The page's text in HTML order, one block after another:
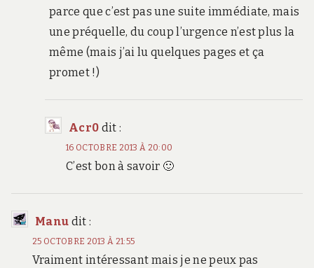
parce que c’est pas une suite immédiate, mais
une préquelle, du coup l’urgence n’est plus la
même (mais j’ai lu quelques pages et ça
promet !)
Acr0 dit :
16 OCTOBRE 2013 À 20:00
C’est bon à savoir 🙂
Manu dit :
25 OCTOBRE 2013 À 21:55
Vraiment intéressant mais je ne peux pas